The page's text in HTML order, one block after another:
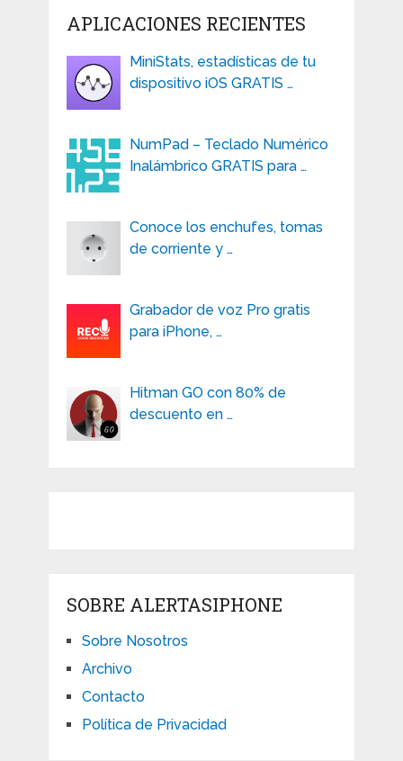
APLICACIONES RECIENTES
MiniStats, estadísticas de tu
dispositivo iOS GRATIS …
NumPad – Teclado Numérico
Inalámbrico GRATIS para …
Conoce los enchufes, tomas
de corriente y …
Grabador de voz Pro gratis
para iPhone, …
Hitman GO con 80% de
descuento en …
SOBRE ALERTASIPHONE
Sobre Nosotros
Archivo
Contacto
Política de Privacidad